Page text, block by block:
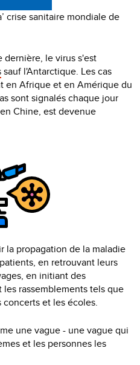
crise sanitaire mondiale de
dernière, le virus s'est
sauf l'Antarctique. Les cas
Afrique et en Amérique du
sont signalés chaque jour
Chine, est devenue
la propagation de la maladie
en retrouvant leurs
en initiant des
rassemblements tels que
et les écoles.
une vague - une vague qui
et les personnes les